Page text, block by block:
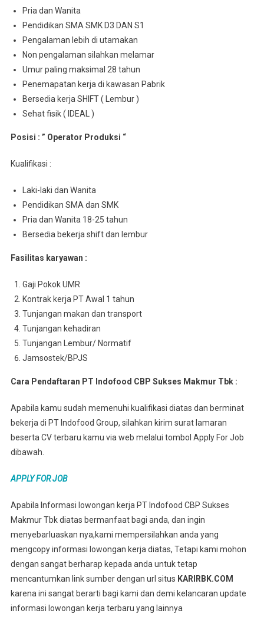
Pria dan Wanita
Pendidikan SMA SMK D3 DAN S1
Pengalaman lebih di utamakan
Non pengalaman silahkan melamar
Umur paling maksimal 28 tahun
Penemapatan kerja di kawasan Pabrik
Bersedia kerja SHIFT ( Lembur )
Sehat fisik ( IDEAL )
Posisi : ” Operator Produksi “
Kualifikasi :
Laki-laki dan Wanita
Pendidikan SMA dan SMK
Pria dan Wanita 18-25 tahun
Bersedia bekerja shift dan lembur
Fasilitas karyawan :
Gaji Pokok UMR
Kontrak kerja PT Awal 1 tahun
Tunjangan makan dan transport
Tunjangan kehadiran
Tunjangan Lembur/ Normatif
Jamsostek/BPJS
Cara Pendaftaran PT Indofood CBP Sukses Makmur Tbk :
Apabila kamu sudah memenuhi kualifikasi diatas dan berminat
bekerja di PT Indofood Group, silahkan kirim surat lamaran
beserta CV terbaru kamu via web melalui tombol Apply For Job
dibawah.
APPLY FOR JOB
Apabila Informasi lowongan kerja PT Indofood CBP Sukses
Makmur Tbk diatas bermanfaat bagi anda, dan ingin
menyebarluaskan nya,kami mempersilahkan anda yang
mengcopy informasi lowongan kerja diatas, Tetapi kami mohon
dengan sangat berharap kepada anda untuk tetap
mencantumkan link sumber dengan url situs KARIRBK.COM
karena ini sangat berarti bagi kami dan demi kelancaran update
informasi lowongan kerja terbaru yang lainnya